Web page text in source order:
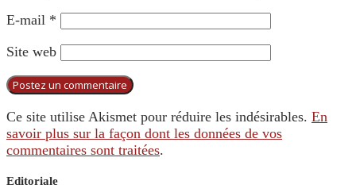
E-mail *
Site web
Ce site utilise Akismet pour réduire les indésirables. En
savoir plus sur la façon dont les données de vos
commentaires sont traitées.
Editoriale